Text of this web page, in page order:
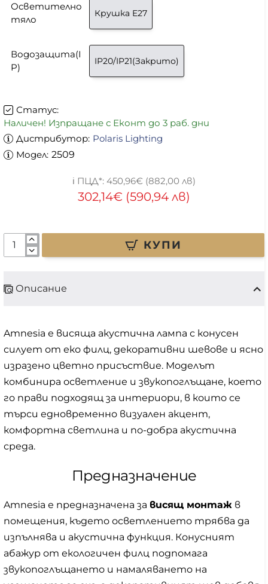
Статус:
Наличен! Изпращане с Еконт до 3 раб. дни
Дистрибутор: Polaris Lighting
Модел: 2509
302,14€ (590,94 лв)
450,96€ (882,00 лв)
Осветително
тяло
Крушка E27
Водозащита(I
P)
IP20/IP21(Закрито)
КУПИ
Описание
Amnesia е висяща акустична лампа с конусен
силует от еко филц, декоративни шевове и ясно
изразено цветно присъствие. Моделът
комбинира осветление и звукопоглъщане, което
го прави подходящ за интериори, в които се
търси едновременно визуален акцент,
комфортна светлина и по-добра акустична
среда.
Предназначение
Amnesia е предназначена за висящ монтаж в
помещения, където осветлението трябва да
изпълнява и акустична функция. Конусният
абажур от екологичен филц подпомага
звукопоглъщането и намаляването на